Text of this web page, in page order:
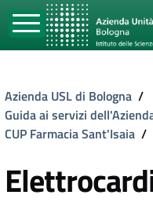
Azienda USL di Bologna /
Guida ai servizi
CUP Farmacia Sant'Isaia /